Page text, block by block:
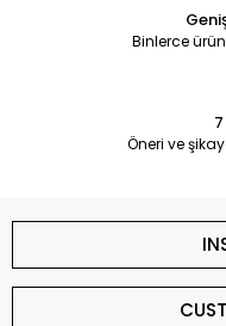
Binlerce
Öneri ve